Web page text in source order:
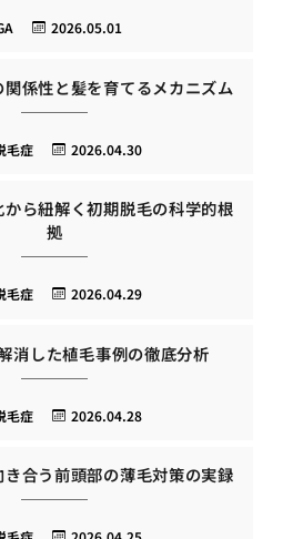
2026.05.01
係性と髪を育てるメカニズム
2026.04.30
毛症
ら紐解く初期脱毛の科学的根
拠
2026.04.29
毛症
消した植毛事例の徹底分析
2026.04.28
毛症
合う前頭部の薄毛対策の実録